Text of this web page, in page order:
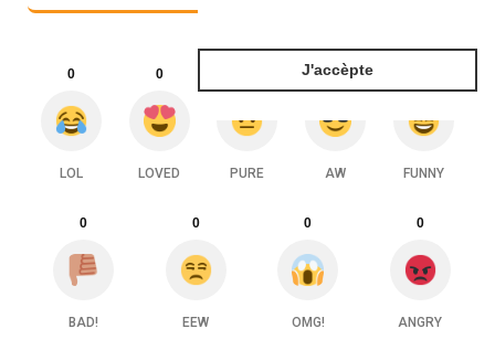
0
LOL
0
LOVED PURE
0
AW FUNNY
0
BAD!
0
EEW
0
OMG!
0
ANGRY
J'accèpte